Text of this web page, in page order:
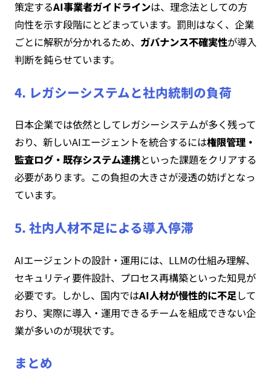
策定するAI事業者ガイドラインは、理念法としての方
向性を示す段階にとどまっています。罰則はなく、企業
ごとに解釈が分かれるため、 ガバナンス不確実性が導入
判断を鈍らせています。
4. レガシーシステムと社内統制の負荷
日本企業では依然としてレガシーシステムが多く残って
おり、新しいAIエージェントを統合するには権限管理・
監査ログ・既存システム連携といった課題をクリアする
必要があります。この負担の大きさが浸透の妨げとなっ
ています。
5. 社内人材不足による導入停滞
AIエージェントの設計・運用には、LLMの仕組み理解、
セキュリティ要件設計、プロセス再構築といった知見が
必要です。しかし、国内ではAI人材が慢性的に不足して
おり、実際に導入・運用できるチームを組成できない企
業が多いのが現状です。
まとめ